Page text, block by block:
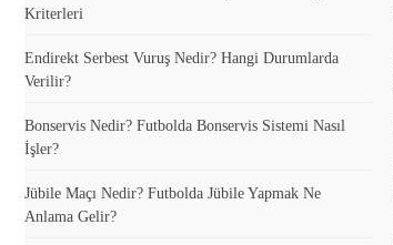
Kriterleri
Endirekt Serbest Vuruş Nedir? Hangi Durumlarda
Verilir?
Bonservis Nedir? Futbolda Bonservis Sistemi Nasıl
İşler?
Jübile Maçı Nedir? Futbolda Jübile Yapmak Ne
Anlama Gelir?